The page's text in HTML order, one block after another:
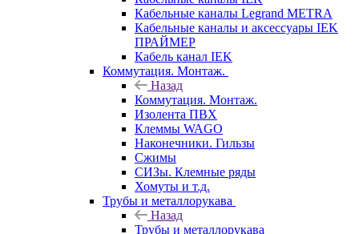
Кабельные каналы Legrand METRA
Кабельные каналы и аксессуары IEK
ПРАЙМЕР
Кабель канал IEK
Коммутация. Монтаж.
Назад
Коммутация. Монтаж.
Изолента ПВХ
Клеммы WAGO
Наконечники. Гильзы
Сжимы
СИЗы. Клемные ряды
Хомуты и т.д.
Трубы и металлорукава
Назад
Трубы и металлорукава